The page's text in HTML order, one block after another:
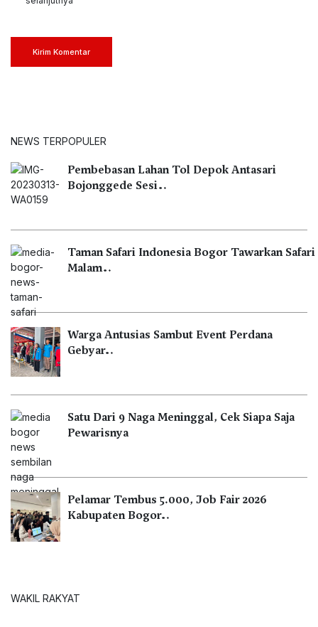
Kirim Komentar
NEWS TERPOPULER
Pembebasan Lahan Tol Depok Antasari
Bojonggede Sesi…
Taman Safari Indonesia Bogor Tawarkan Safari
Malam…
Warga Antusias Sambut Event Perdana
Gebyar…
Satu Dari 9 Naga Meninggal, Cek Siapa Saja
Pewarisnya
Pelamar Tembus 5.000, Job Fair 2026
Kabupaten Bogor…
WAKIL RAKYAT